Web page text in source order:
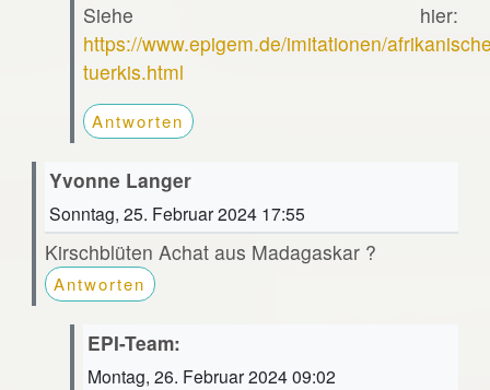
Siehe hier:
https://www.epigem.de/imitationen/
tuerkis.html
Antworten
Yvonne Langer
Sonntag, 25. Februar 2024 17:55
Kirschblüten Achat aus Madagaskar ?
Antworten
EPI-Team:
Montag, 26. Februar 2024 09:02